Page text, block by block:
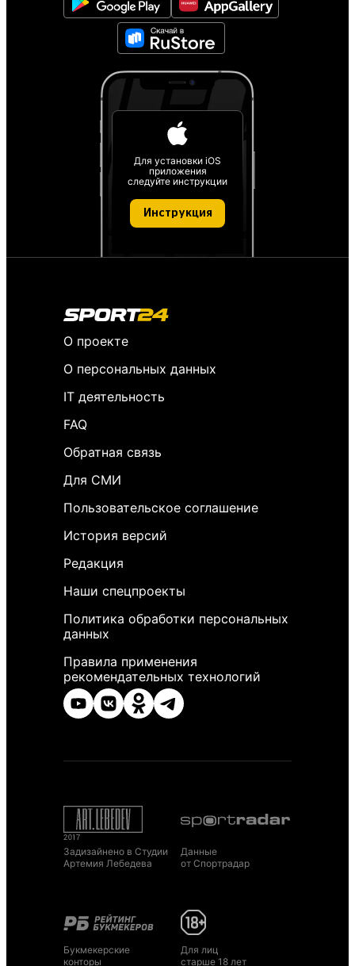
Для установки iOS
приложения
следуйте инструкции
Инструкция
О проекте
О персональных данных
IT деятельность
FAQ
Обратная связь
Для СМИ
Пользовательское соглашение
История версий
Редакция
Наши спецпроекты
Политика обработки персональных
данных
Правила применения
рекомендательных технологий
Задизайнено в Студии
Артемия Лебедева
Данные
от Спортрадар
Букмекерские
конторы
Для лиц
старше 18 лет